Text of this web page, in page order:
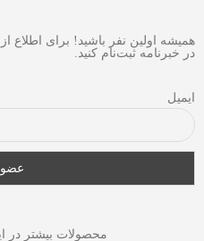
همیشه اولین نفر باشید! برای اطلاع
در خبرنامه ثبت‌نام کنید.
ایمیل
محصولات بیشتر در